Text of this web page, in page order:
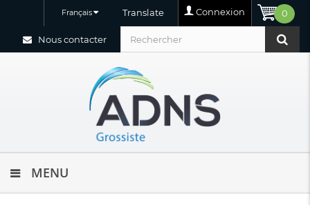
0
Connexion
Translate
Français
Nous contacter
MENU